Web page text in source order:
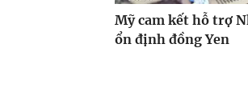
Mỹ cam kết hỗ trợ
ổn định đồng Yen